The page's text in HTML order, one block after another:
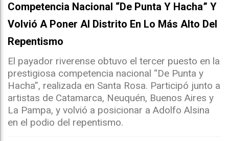
Competencia Nacional “De Punta Y Hacha” Y
Volvió A Poner Al Distrito En Lo Más Alto Del
Repentismo
El payador riverense obtuvo el tercer puesto en la
prestigiosa competencia nacional “De Punta y
Hacha”, realizada en Santa Rosa. Participó junto a
artistas de Catamarca, Neuquén, Buenos Aires y
La Pampa, y volvió a posicionar a Adolfo Alsina
en el podio del repentismo.